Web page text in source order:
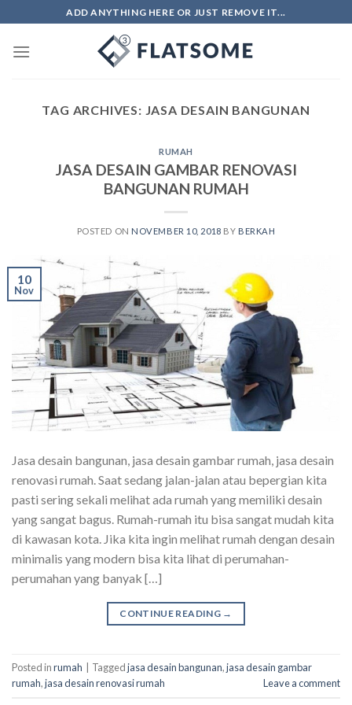
to
content
ADD ANYTHING HERE OR JUST REMOVE IT...
TAG ARCHIVES: JASA DESAIN BANGUNAN
RUMAH
JASA DESAIN GAMBAR RENOVASI
BANGUNAN RUMAH
POSTED ON NOVEMBER 10, 2018 BY BERKAH
10
Nov
Jasa desain bangunan, jasa desain gambar rumah, jasa desain
renovasi rumah. Saat sedang jalan-jalan atau bepergian kita
pasti sering sekali melihat ada rumah yang memiliki desain
yang sangat bagus. Rumah-rumah itu bisa sangat mudah kita
di kawasan kota. Jika kita ingin melihat rumah dengan desain
minimalis yang modern bisa kita lihat di perumahan-
perumahan yang banyak […]
CONTINUE READING →
Posted inrumah Taggedjasa desain bangunan,jasa desain gambar
rumah,jasa desain renovasi rumah Leave a comment